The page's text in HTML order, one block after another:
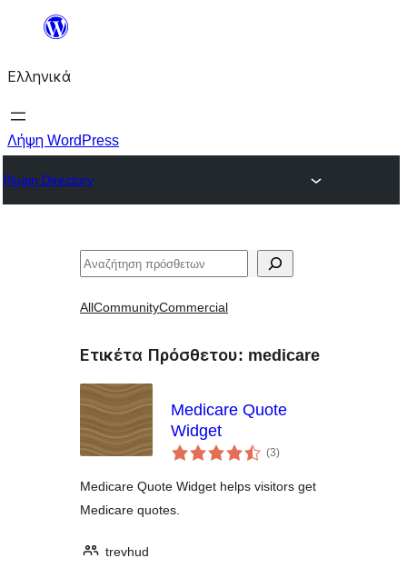
Μετάβαση
περιεχόμενο
Ελληνικά
Λήψη WordPress
Plugin Directory
Αναζήτηση
AllCommunityCommercial
Ετικέτα Πρόσθετου: medicare
Medicare Quote
Widget
(3αξιολογήσεις
σύνολο
)
Medicare Quote Widget helps visitors get
Medicare quotes.
trevhud